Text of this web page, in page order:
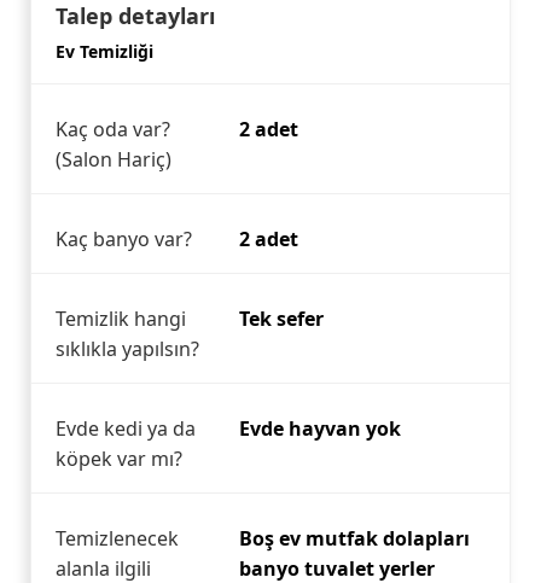
Talep detayları
Ev Temizliği
Kaç oda var?
(Salon Hariç)
2 adet
Kaç banyo var? 2 adet
Temizlik hangi
sıklıkla yapılsın?
Tek sefer
Evde kedi ya da
köpek var mı?
Evde hayvan yok
Temizlenecek
alanla ilgili
Boş ev mutfak dolapları
banyo tuvalet yerler